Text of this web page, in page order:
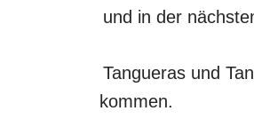
und in der
Tangueras und
kommen.